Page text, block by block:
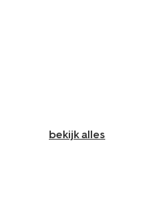
bekijk alles